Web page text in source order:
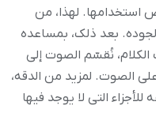
استخدامها. لهذا، من
بعد ذلک، بمساعده
نُقسّم الصوت إلى
الصوت. لمزید من الدقه،
التی لا یوجد فیها